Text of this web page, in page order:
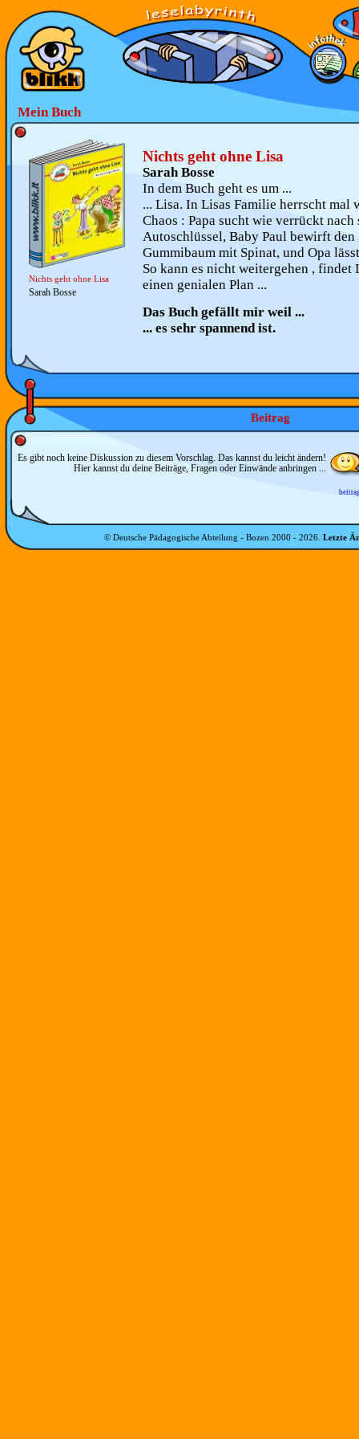
Mein Buch
Nichts geht ohne Lisa
Sarah Bosse
Nichts geht ohne Lisa
Sarah Bosse
In dem Buch geht es um ...
... Lisa. In Lisas Familie herrscht mal
Chaos : Papa sucht wie verrückt nach
Autoschlüssel, Baby Paul bewirft den
Gummibaum mit Spinat, und Opa
So kann es nicht weitergehen , findet
einen genialen Plan ...
Das Buch gefällt mir weil ...
... es sehr spannend ist.
Beitrag
Es gibt noch keine Diskussion zu diesem Vorschlag. Das kannst du leicht ändern!
Hier kannst du deine Beiträge, Fragen oder Einwände anbringen ...
© Deutsche Pädagogische Abteilung - Bozen 2000 - 2026 Letzte